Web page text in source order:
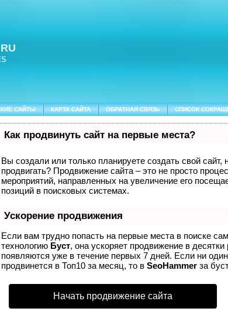
САЙТЫ КАРТА САЙТА ОБРАТНАЯ СВЯЗЬ СПИСОК
Как продвинуть сайт на первые места?
Вы создали или только планируете создать свой сайт,
продвигать? Продвижение сайта – это не просто
мероприятий, направленных на увеличение его
позиций в поисковых системах.
Ускорение продвижения
Если вам трудно попасть на первые места в поиске
технологию Буст, она ускоряет продвижение в
появляются уже в течение первых 7 дней. Если ни
продвинется в Топ10 за месяц, то в SeoHammer за
Начать продвижение сайта